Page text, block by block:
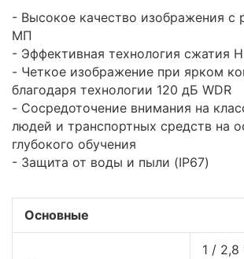
- Высокое качество изображения с
МП
- Эффективная технология сжатия
- Четкое изображение при ярком
благодаря технологии 120 дБ WDR
- Сосредоточение внимания на
людей и транспортных средств на
глубокого обучения
- Защита от воды и пыли (IP67)
Основные
1 / 2,8